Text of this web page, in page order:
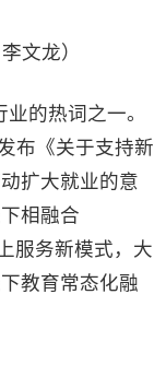
文龙）
的热词之一。
布《关于支持新
扩大就业的意
相融合
服务新模式，大
教育常态化融